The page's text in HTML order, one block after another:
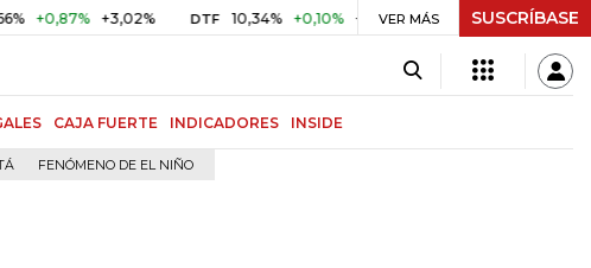
+3,02% DTF 10,34% +0,10% +0,98% UVR $ 416,81 +$ 0,05
VER MÁS SUSCRÍBASE
CAJA FUERTE INDICADORES INSIDE
FENÓMENO DE EL NIÑO